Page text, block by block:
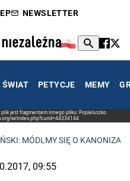
NEWSLETTER
ŚWIAT PETYCJE MEMY
plik jest fragmentem innego pliku: Popieluszko
w/index.php?curid=44334144
MÓDLMY SIĘ O
09:55